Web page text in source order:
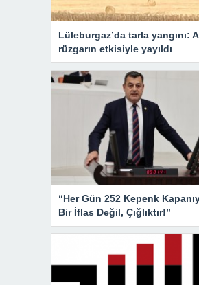
Lüleburgaz’da tarla yangını:
rüzgarın etkisiyle yayıldı
“Her Gün 252 Kepenk
Bir İflas Değil, Çığlıktır!”